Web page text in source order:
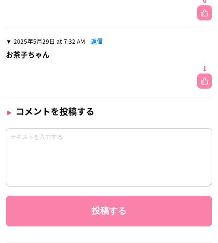
2025年5月29日 at 7:32 AM 返信
お茶子ちゃん
1
コメントを投稿する